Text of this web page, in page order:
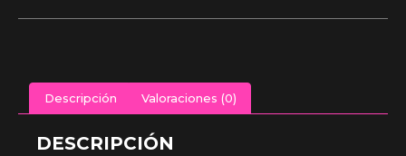
Descripción Valoraciones (0)
DESCRIPCIÓN